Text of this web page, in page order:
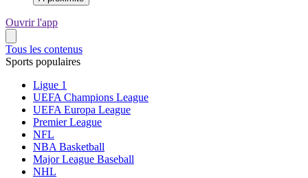
Ouvrir l'app
Tous les contenus
Sports populaires
Ligue 1
UEFA Champions League
UEFA Europa League
Premier League
NFL
NBA Basketball
Major League Baseball
NHL